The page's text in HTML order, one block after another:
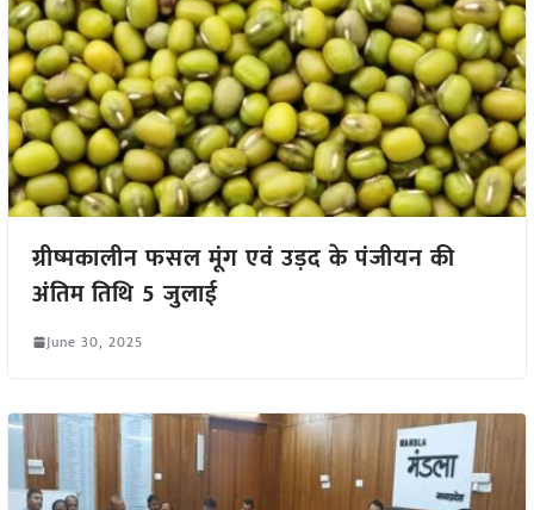
ग्रीष्मकालीन फसल मूंग एवं उड़द के पंजीयन की
अंतिम तिथि 5 जुलाई
June 30, 2025